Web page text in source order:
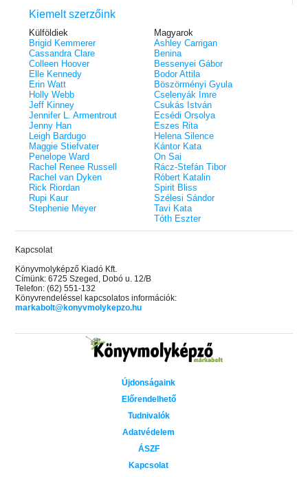
Kiemelt szerzőink
Külföldiek
Brigid Kemmerer
Cassandra Clare
Colleen Hoover
Elle Kennedy
Erin Watt
Holly Webb
Jeff Kinney
Jennifer L. Armentrout
Jenny Han
Leigh Bardugo
Maggie Stiefvater
Penelope Ward
Rachel Renee Russell
Rachel van Dyken
Rick Riordan
Rupi Kaur
Stephenie Meyer
Magyarok
Ashley Carrigan
Benina
Bessenyei Gábor
Bodor Attila
Böszörményi Gyula
Cselenyák Imre
Csukás István
Ecsédi Orsolya
Eszes Rita
Helena Silence
Kántor Kata
On Sai
Rácz-Stefán Tibor
Róbert Katalin
Spirit Bliss
Szélesi Sándor
Tavi Kata
Tóth Eszter
Kapcsolat
Könyvmolyképző Kiadó Kft.
Címünk: 6725 Szeged, Dobó u. 12/B
Telefon: (62) 551-132
Könyvrendeléssel kapcsolatos információk:
markabolt@konyvmolykepzo.hu
Újdonságaink
Előrendelhető
Tudnivalók
Adatvédelem
ÁSZF
Kapcsolat